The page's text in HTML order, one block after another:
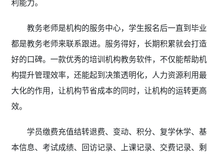
利能力。
教务老师是机构的服务中心，学生报名后一直到毕业
都是教务老师来联系跟进。服务得好，长期积累就会打造
好的口碑。一款优秀的培训机构教务软件，不仅能帮助机
构提升管理效率，还能起到决策透明化，人力资源利用最
大化的作用，让机构节省成本的同时，让机构的运转更高
效。
学员缴费充值结转退费、变动、积分、复学休学、基
本信息、考试成绩、回访记录、上课记录、交费记录、剩